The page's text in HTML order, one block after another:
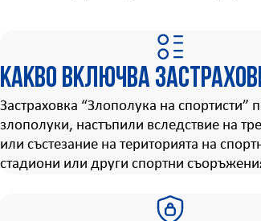
Какво включва
Застраховка “Злополука на спортисти”
злополуки, настъпили вследствие на
или състезание на територията на
стадиони или други спортни